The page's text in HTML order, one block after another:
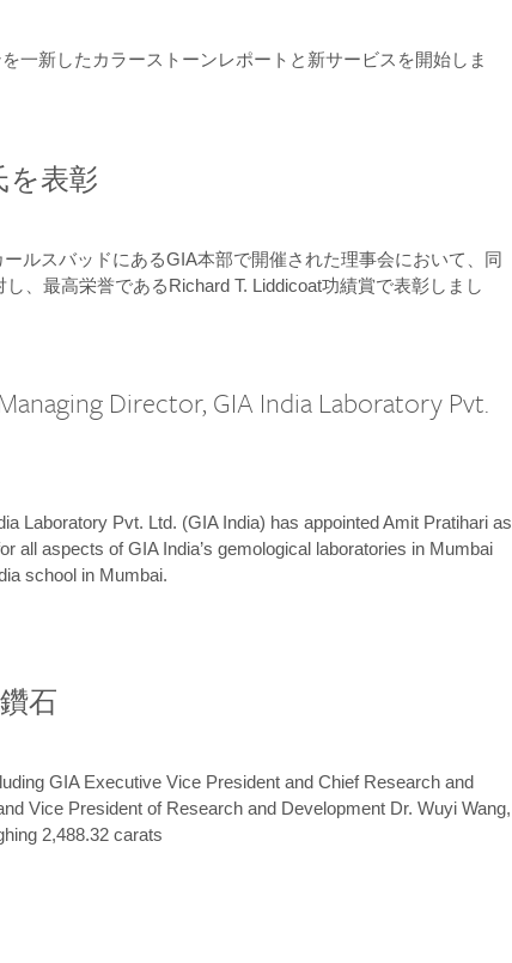
一新したカラーストーンレポートと新サービスを開始しま
を表彰
ルスバッドにあるGIA本部で開催された理事会において、同
、最高栄誉であるRichard T. Liddicoat功績賞で表彰しまし
Director, GIA India Laboratory Pvt.
Laboratory Pvt. Ltd. (GIA India) has appointed Amit Pratihari as
all aspects of GIA India’s gemological laboratories in Mumbai
school in Mumbai.
石
GIA Executive Vice President and Chief Research and
Vice President of Research and Development Dr. Wuyi Wang,
2,488.32 carats